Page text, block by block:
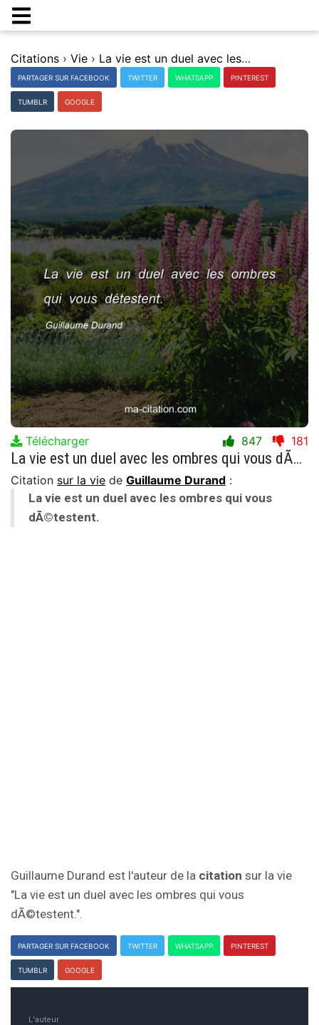
Citations › Vie › La vie est un duel avec les ombres qui vous dÃ©testent.
PARTAGER SUR FACEBOOK TWITTER WHATSAPP PINTEREST
TUMBLR GOOGLE
Télécharger 847 181
La vie est un duel avec les ombres qui vous dÃ©testent.
Citation sur la vie de Guillaume Durand :
La vie est un duel avec les ombres qui vous
dÃ©testent.
Guillaume Durand est l'auteur de la citation sur la vie
"La vie est un duel avec les ombres qui vous
dÃ©testent.".
PARTAGER SUR FACEBOOK TWITTER WHATSAPP PINTEREST
TUMBLR GOOGLE
L'auteur